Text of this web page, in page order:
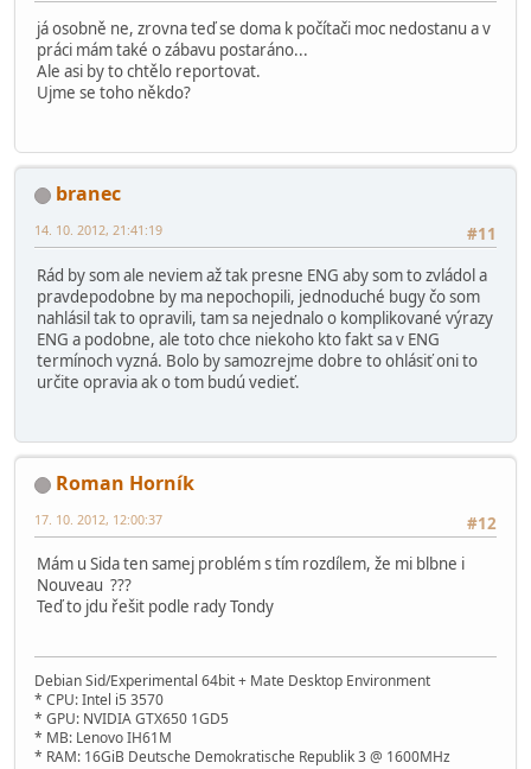
já osobně ne, zrovna teď se doma k počítači moc nedostanu a v
práci mám také o zábavu postaráno...
Ale asi by to chtělo reportovat.
Ujme se toho někdo?
branec
#11
14. 10. 2012, 21:41:19
Rád by som ale neviem až tak presne ENG aby som to zvládol a
pravdepodobne by ma nepochopili, jednoduché bugy čo som
nahlásil tak to opravili, tam sa nejednalo o komplikované výrazy
ENG a podobne, ale toto chce niekoho kto fakt sa v ENG
termínoch vyzná. Bolo by samozrejme dobre to ohlásiť oni to
určite opravia ak o tom budú vedieť.
Roman Horník
#12
17. 10. 2012, 12:00:37
Mám u Sida ten samej problém s tím rozdílem, že mi blbne i
Nouveau ???
Teď to jdu řešit podle rady Tondy
Debian Sid/Experimental 64bit + Mate Desktop Environment
* CPU: Intel i5 3570
* GPU: NVIDIA GTX650 1GD5
* MB: Lenovo IH61M
* RAM: 16GiB Deutsche Demokratische Republik 3 @ 1600MHz